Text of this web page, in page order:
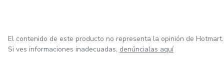
El contenido de este producto no representa la opinión de Hotmart.
Si ves informaciones inadecuadas, denúncialas aquí